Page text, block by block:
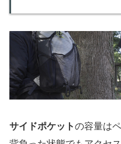
サイドポケットの容量は